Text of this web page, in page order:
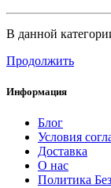
В данной
Продолжить
Информация
Блог
Условия
Доставка
О нас
Политика